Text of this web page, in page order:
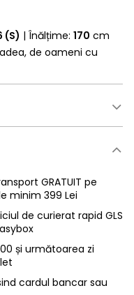
(S) | Înălțime: 170 cm
de oameni cu
GRATUIT pe
minim 399 Lei
de curierat rapid GLS
și următoarea zi
cardul bancar sau